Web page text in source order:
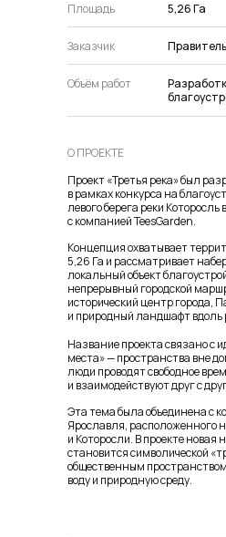
5,26 Га
Площадь
Заказчик
О ПРОЕКТЕ
Эта тема была объединена с
Ярославля, расположенного
и Которосли. В проекте новая
становится символической
общественным
воду и природную среду.
Название проекта связано с
места» — пространства вне
люди проводят свободное
и взаимодействуют друг с
Концепция охватывает
5,26 Га и рассматривает
локальный объект
непрерывный городской
исторический центр города,
и природный ландшафт вдоль
Проект «Третья река» был
в рамках конкурса на
левого берега реки
с компанией TeesGarden.
Объём работ